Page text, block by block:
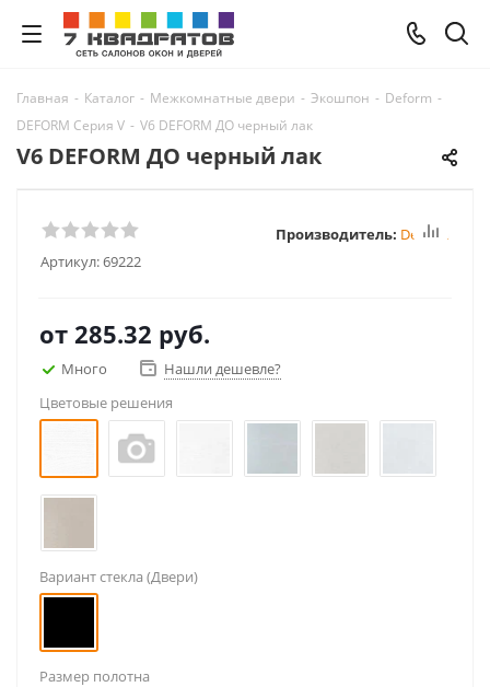
Главная - Каталог - Межкомнатные двери - Экошпон - Deform -
DEFORM Серия V - V6 DEFORM ДО черный лак
V6 DEFORM ДО черный лак
Артикул:69222
Производитель: Deform
от 285.32 руб.
Много
Нашли дешевле?
Цветовые решения
Вариант стекла (Двери)
Размер полотна